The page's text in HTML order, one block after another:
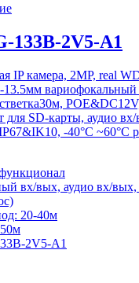
133B-2V5-A1
IP камера, 2MP, real
вариофокальный
для SD-карты, аудио
-40°C ~60°C
вх/вых, аудио вх/
20-40м
2V5-A1